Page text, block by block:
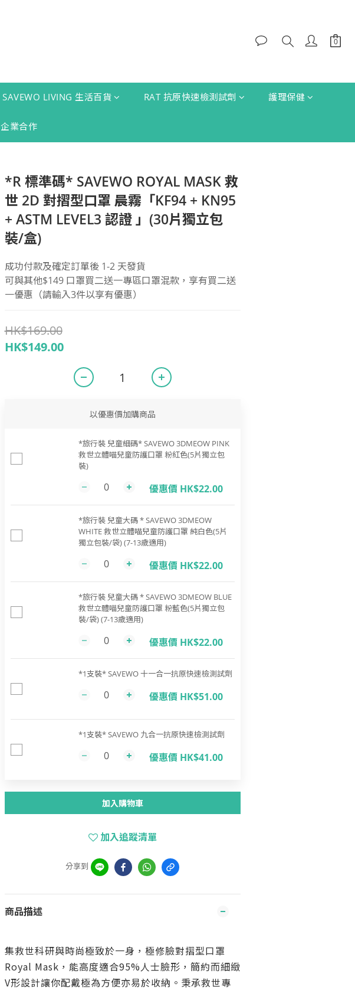
SAVEWO LIVING 生活百貨 RAT 抗原快速檢測試劑 護理保健
企業合作
*R 標準碼* SAVEWO ROYAL MASK 救
世 2D 對摺型口罩 晨霧「KF94 + KN95
+ ASTM LEVEL3 認證 」(30片獨立包
裝/盒)
成功付款及確定訂單後 1-2 天發貨
可與其他$149 口罩買二送一專區口罩混款，享有買二送
一優惠（請輸入3件以享有優惠）
HK$169.00
HK$149.00
以優惠價加購商品
*旅行裝 兒童細碼* SAVEWO 3DMEOW PINK
救世立體喵兒童防護口罩 粉紅色(5片獨立包
裝)
優惠價 HK$22.00
*旅行裝 兒童大碼 * SAVEWO 3DMEOW
WHITE 救世立體喵兒童防護口罩 純白色(5片
獨立包裝/袋) (7-13歲適用)
優惠價 HK$22.00
*旅行裝 兒童大碼 * SAVEWO 3DMEOW BLUE
救世立體喵兒童防護口罩 粉藍色(5片獨立包
裝/袋) (7-13歲適用)
優惠價 HK$22.00
*1支裝* SAVEWO 十一合一抗原快速檢測試劑
優惠價 HK$51.00
*1支裝* SAVEWO 九合一抗原快速檢測試劑
優惠價 HK$41.00
加入購物車
加入追蹤清單
分享到
商品描述
集救世科研與時尚極致於一身，極修臉對摺型口罩
Royal Mask，能高度適合95%人士臉形，簡約而細緻
V形設計讓你配戴極為方便亦易於收納。秉承救世專